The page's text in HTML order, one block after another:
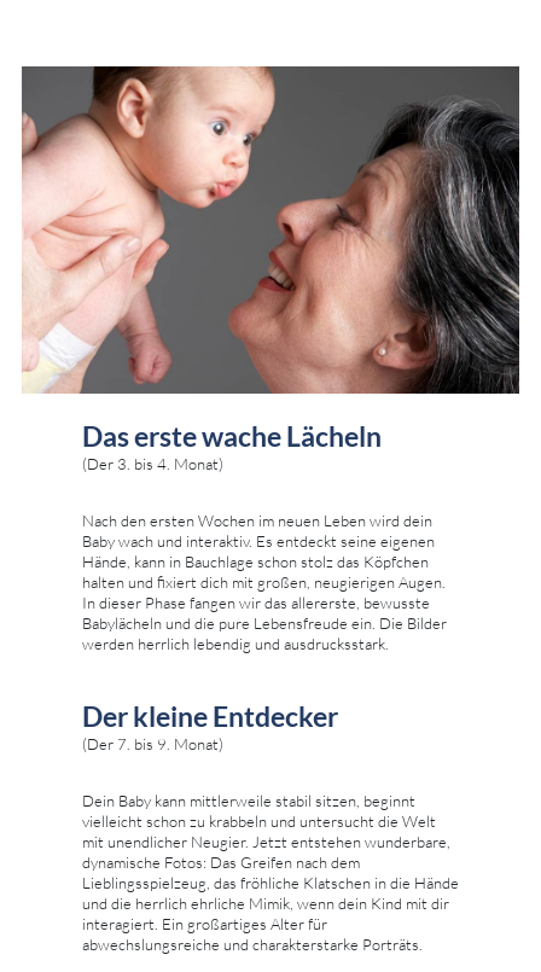
Das erste wache Lächeln
(Der 3. bis 4. Monat)
Nach den ersten Wochen im neuen Leben wird dein
Baby wach und interaktiv. Es entdeckt seine eigenen
Hände, kann in Bauchlage schon stolz das Köpfchen
halten und fixiert dich mit großen, neugierigen Augen.
In dieser Phase fangen wir das allererste, bewusste
Babylächeln und die pure Lebensfreude ein. Die Bilder
werden herrlich lebendig und ausdrucksstark.
Der kleine Entdecker
(Der 7. bis 9. Monat)
Dein Baby kann mittlerweile stabil sitzen, beginnt
vielleicht schon zu krabbeln und untersucht die Welt
mit unendlicher Neugier. Jetzt entstehen wunderbare,
dynamische Fotos: Das Greifen nach dem
Lieblingsspielzeug, das fröhliche Klatschen in die Hände
und die herrlich ehrliche Mimik, wenn dein Kind mit dir
interagiert. Ein großartiges Alter für
abwechslungsreiche und charakterstarke Porträts.